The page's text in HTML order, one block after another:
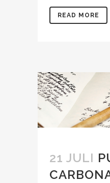
READ MORE
21 JULI